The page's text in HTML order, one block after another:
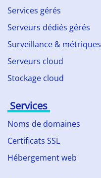
Services gérés
Serveurs dédiés gérés
Surveillance & métriques
Serveurs cloud
Stockage cloud
Services
Noms de domaines
Certificats SSL
Hébergement web